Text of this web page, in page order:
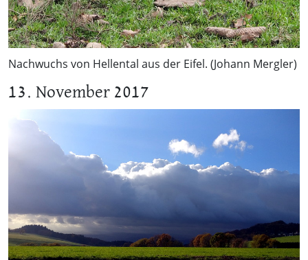
Nachwuchs von Hellental aus der Eifel. (Johann Mergler)
13. November 2017